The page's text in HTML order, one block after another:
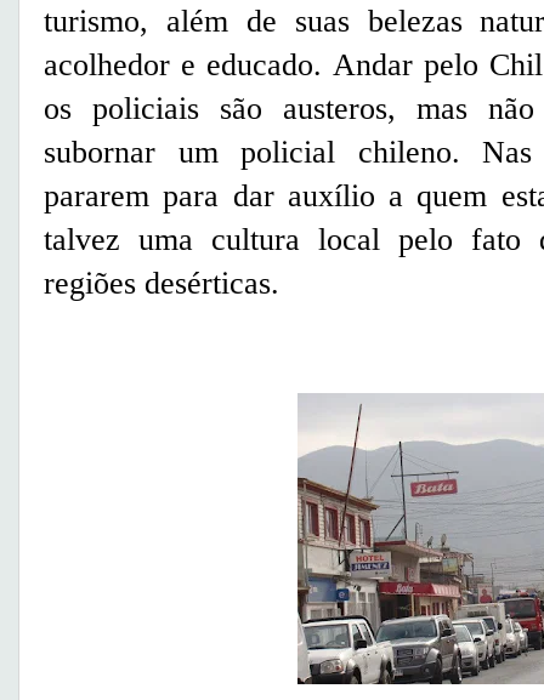
turismo, além de suas belezas
acolhedor e educado. Andar pelo
os policiais são austeros, mas
subornar um policial chileno.
pararem para dar auxílio a quem
talvez uma cultura local pelo fato
regiões desérticas.